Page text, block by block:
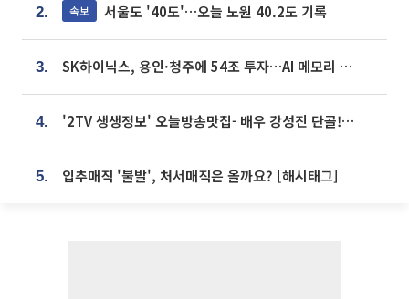
2. 속보 서울도 '40도'…오늘 노원 40.2도 기록
3. SK하이닉스, 용인·청주에 54조 투자…AI 메모리 생산기지 키운다
4. '2TV 생생정보' 오늘방송맛집- 배우 강성진 단골! 쌀국수ㆍ푸팟퐁 커리 맛집 '블○○○'
5. 입추매직 '불발', 처서매직은 올까요? [해시태그]